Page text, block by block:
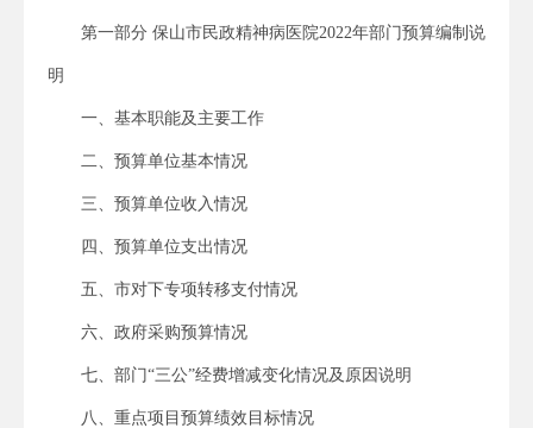
第一部分 保山市民政精神病医院2022年部门预算编制说
明
一、基本职能及主要工作
二、预算单位基本情况
三、预算单位收入情况
四、预算单位支出情况
五、市对下专项转移支付情况
六、政府采购预算情况
七、部门“三公”经费增减变化情况及原因说明
八、重点项目预算绩效目标情况